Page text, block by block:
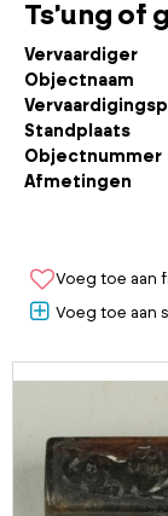
Ts'ung of
Vervaardiger
Objectnaam
Standplaats
Objectnummer
Afmetingen
Voeg toe aan
Voeg toe aan